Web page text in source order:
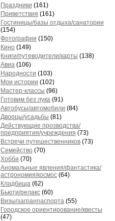
Праздники (161)
Приветствия (161)
Гостиницы/базы отдыха/санатории
(154)
Фотографии (150)
Кино (149)
Книги/путеводители/карты (138)
Авиа (106)
Народности (103)
Мои истории (102)
Мастер-классы (96)
Готовим без лука (91)
Автобусы/автомобили (84)
Дворцы/усадьбы (81)
Действующие прозводства/
предприятия/учреждения (73)
Встречи путешественников (73)
Семейство (70)
Хобби (70)
Аномальные явления/фантастика/
астрономия/космос (64)
Кладбища (62)
Бьюти/релакс (60)
Визы/загранпаспорта (55)
Городское ориентирование/квесты
(47)